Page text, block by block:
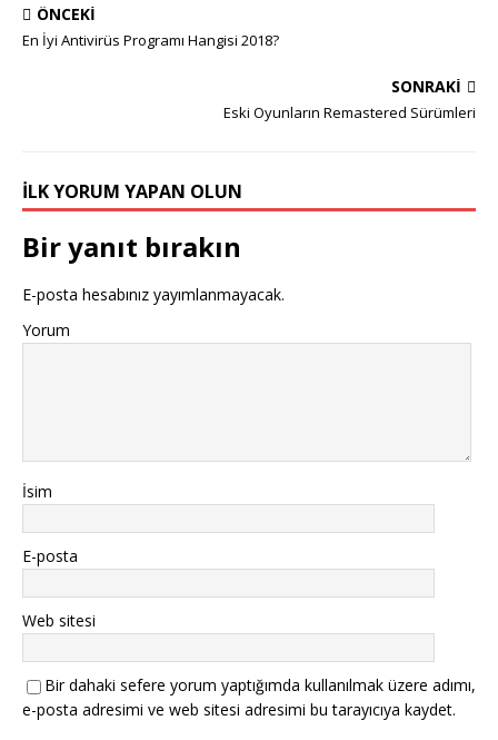
ÖNCEKI
En İyi Antivirüs Programı Hangisi 2018?
SONRAKI
Eski Oyunların Remastered Sürümleri
İLK YORUM YAPAN OLUN
Bir yanıt bırakın
E-posta hesabınız yayımlanmayacak.
Yorum
İsim
E-posta
Web sitesi
Bir dahaki sefere yorum yaptığımda kullanılmak üzere adımı,
e-posta adresimi ve web sitesi adresimi bu tarayıcıya kaydet.